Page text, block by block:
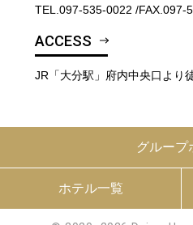
TEL. 097-535-0022 /FAX.097-
ACCESS
JR「大分駅」府内中央口より
グループ
ホテル一覧